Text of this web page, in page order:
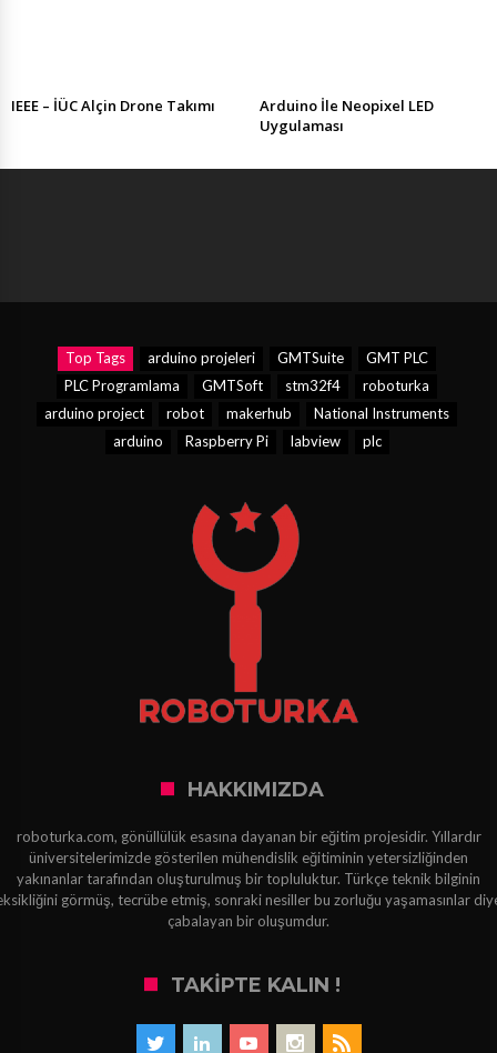
IEEE – İÜC Alçin Drone Takımı
Arduino İle Neopixel LED
Uygulaması
Top Tags arduino projeleri GMTSuite
GMT PLC
PLC Programlama
GMTSoft stm32f4
roboturka
arduino project
robot makerhub
National Instruments
arduino
Raspberry Pi labview plc
HAKKIMIZDA
roboturka.com, gönüllülük esasına dayanan bir eğitim projesidir. Yıllardır
üniversitelerimizde gösterilen mühendislik eğitiminin yetersizliğinden
yakınanlar tarafından oluşturulmuş bir topluluktur. Türkçe teknik bilginin
görmüş, tecrübe etmiş, sonraki nesiller bu zorluğu yaşamasınlar
çabalayan bir oluşumdur.
TAKIPTE KALIN !